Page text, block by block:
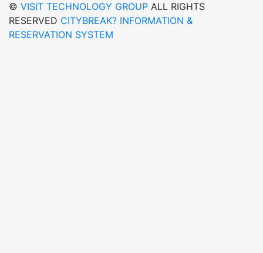
© VISIT TECHNOLOGY GROUP ALL RIGHTS
RESERVED CITYBREAK? INFORMATION &
RESERVATION SYSTEM